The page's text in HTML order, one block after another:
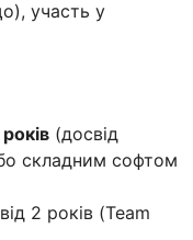
участь у
(досвід
складним софтом
від 2 років (Team